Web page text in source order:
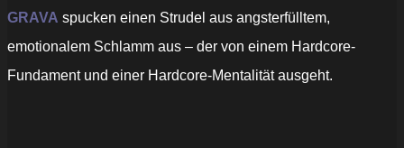
GRAVA spucken einen Strudel aus angsterfülltem,
emotionalem Schlamm aus – der von einem Hardcore-
Fundament und einer Hardcore-Mentalität ausgeht.